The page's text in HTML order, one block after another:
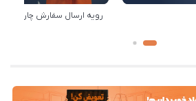
رویه ارسال سفارش چارسو